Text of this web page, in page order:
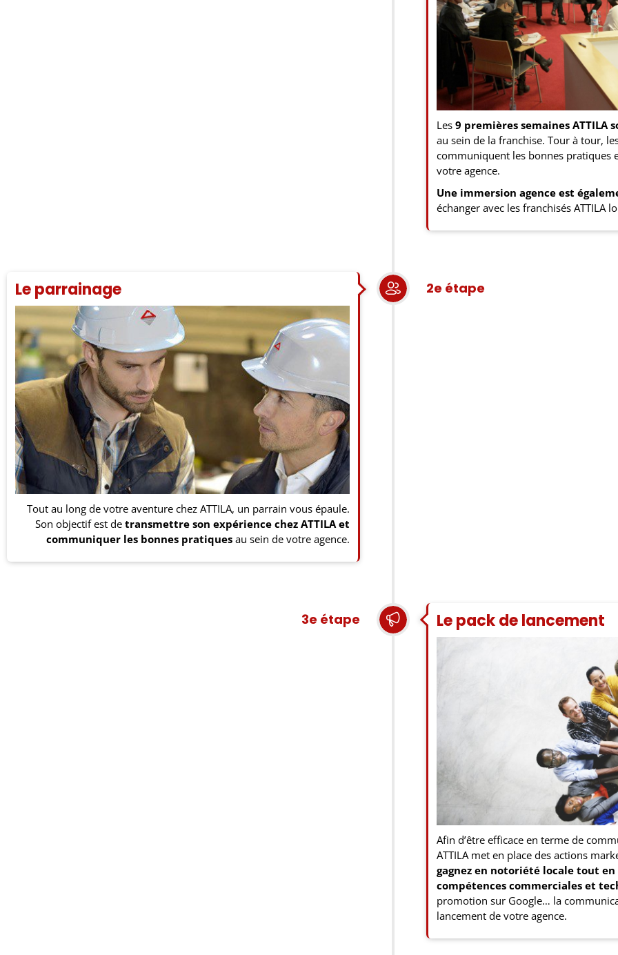
Les 9 premières semaines ATTILA
au sein de la franchise. Tour à tour,
communiquent les bonnes pratiques
votre agence.
Une immersion agence est
échanger avec les franchisés ATTILA
2e étape
Le parrainage
Tout au long de votre aventure chez ATTILA, un parrain vous épaule.
Son objectif est de transmettre son expérience chez ATTILA et
communiquer les bonnes pratiques au sein de votre agence.
3e étape Le pack de lancement
Afin d’être efficace en terme de
ATTILA met en place des actions
gagnez en notoriété locale tout
compétences commerciales et
promotion sur Google… la
lancement de votre agence.